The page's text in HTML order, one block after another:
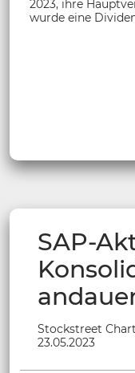
2023, ihre
wurde eine
SAP-
Stockstreet
23.05.2023